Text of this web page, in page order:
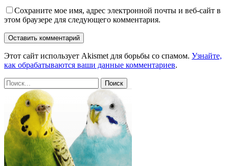
Сохраните мое имя, адрес электронной почты и веб-сайт в
этом браузере для следующего комментария.
Этот сайт использует Akismet для борьбы со спамом. Узнайте,
как обрабатываются ваши данные комментариев.